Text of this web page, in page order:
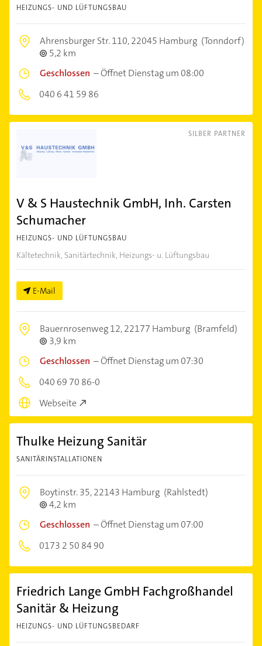
HEIZUNGS- UND LÜFTUNGSBAU
Ahrensburger Str. 110,22045 Hamburg (Tonndorf)
5,2 km
Geschlossen –Öffnet Dienstag um 08:00
040 6 41 59 86
SILBER PARTNER
V & S Haustechnik GmbH, Inh. Carsten
Schumacher
HEIZUNGS- UND LÜFTUNGSBAU
Kältetechnik, Sanitärtechnik, Heizungs- u. Lüftungsbau
E-Mail
Bauernrosenweg 12,22177 Hamburg (Bramfeld)
3,9 km
Geschlossen –Öffnet Dienstag um 07:30
040 69 70 86-0
Webseite
Thulke Heizung Sanitär
SANITÄRINSTALLATIONEN
Boytinstr. 35,22143 Hamburg (Rahlstedt)
4,2 km
Geschlossen –Öffnet Dienstag um 07:00
0173 2 50 84 90
Friedrich Lange GmbH Fachgroßhandel
Sanitär & Heizung
HEIZUNGS- UND LÜFTUNGSBEDARF